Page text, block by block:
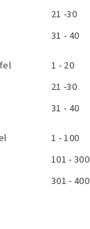
21 -30
31 - 40
1 - 20
21 -30
31 - 40
1 - 100
101 - 300
301 - 400